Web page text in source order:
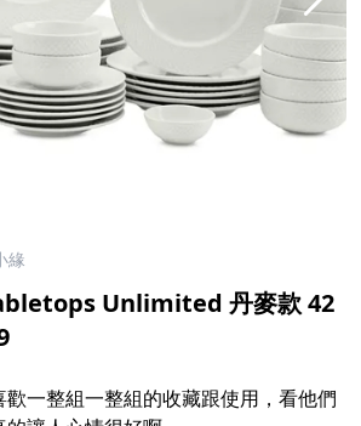
緣
Unlimited 丹麥款 42
一整組一整組的收藏跟使用，看他們